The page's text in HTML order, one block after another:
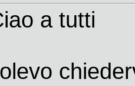
a tutti